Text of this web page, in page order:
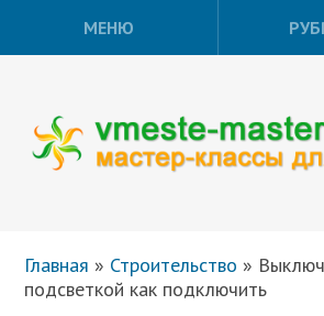
МЕНЮ
Главная » Строительство »
подсветкой как подключить